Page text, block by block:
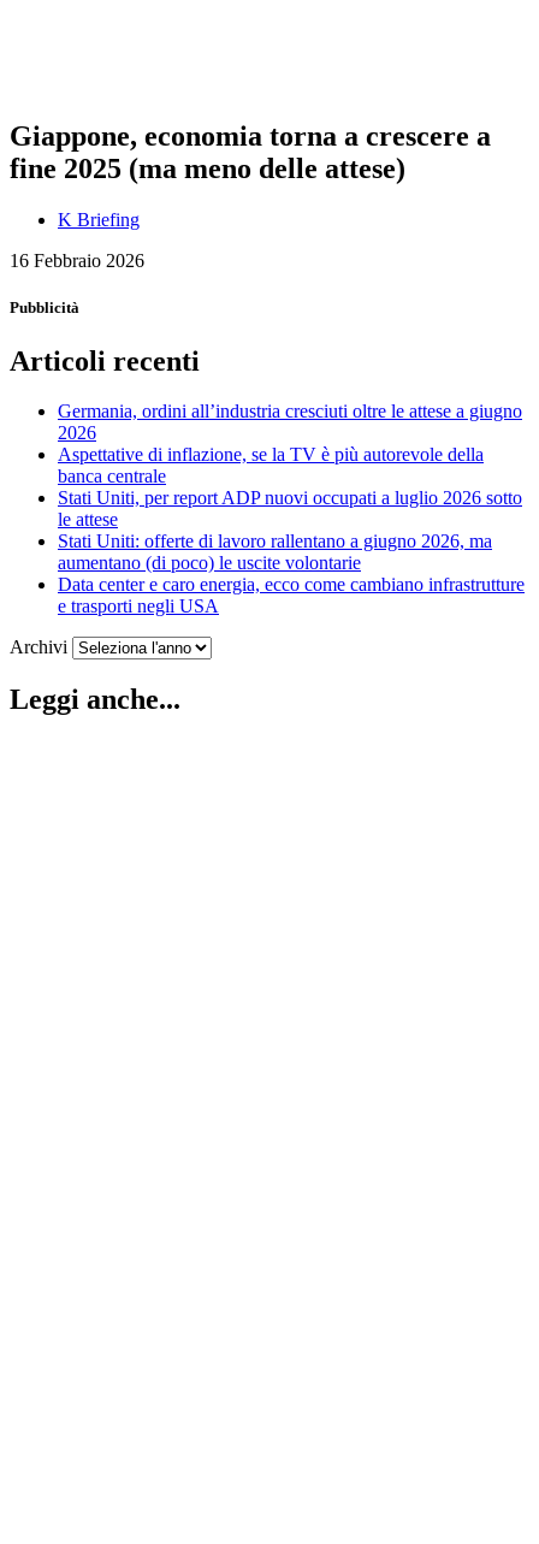
Giappone, economia torna a crescere a
fine 2025 (ma meno delle attese)
K Briefing
16 Febbraio 2026
Pubblicità
Articoli recenti
Germania, ordini all’industria cresciuti oltre le attese a giugno
2026
Aspettative di inflazione, se la TV è più autorevole della
banca centrale
Stati Uniti, per report ADP nuovi occupati a luglio 2026 sotto
le attese
Stati Uniti: offerte di lavoro rallentano a giugno 2026, ma
aumentano (di poco) le uscite volontarie
Data center e caro energia, ecco come cambiano infrastrutture
e trasporti negli USA
Archivi
Leggi anche...